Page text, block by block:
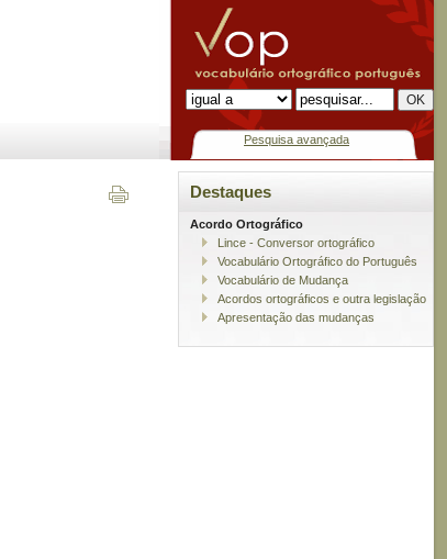
Pesquisa avançada
Destaques
Acordo Ortográfico
Lince - Conversor ortográfico
Vocabulário Ortográfico do Português
Vocabulário de Mudança
Acordos ortográficos e outra legislação
Apresentação das mudanças